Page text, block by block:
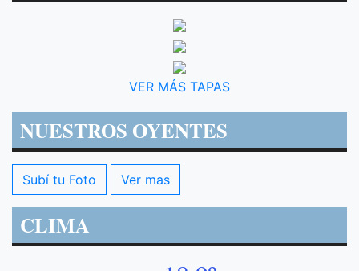
VER MÁS TAPAS
NUESTROS OYENTES
Subí tu Foto Ver mas
CLIMA